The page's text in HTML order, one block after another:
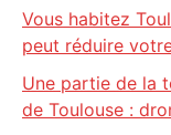
Vous habitez
peut réduire
Une partie de la
de Toulouse :